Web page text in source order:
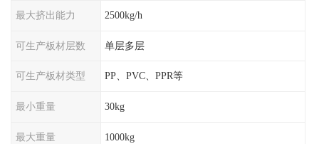
最大挤出能力 2500kg/h
可生产板材层数 单层多层
可生产板材类型 PP、PVC、PPR等
最小重量 30kg
最大重量 1000kg